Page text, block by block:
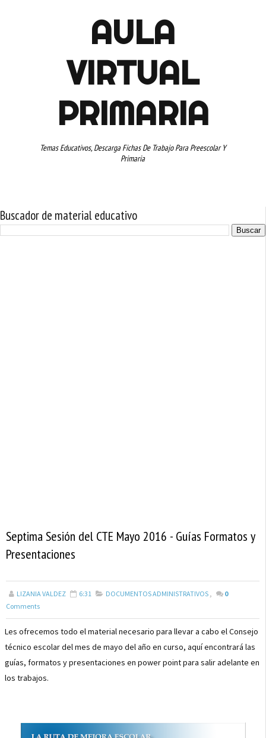
AULA
VIRTUAL
PRIMARIA
Temas Educativos, Descarga Fichas De Trabajo Para Preescolar Y
Primaria
Buscador de material educativo
Septima Sesión del CTE Mayo 2016 - Guías Formatos y
Presentaciones
LIZANIA VALDEZ 6:31 DOCUMENTOS ADMINISTRATIVOS ,
0
Comments
Les ofrecemos todo el material necesario para llevar a cabo el Consejo
técnico escolar del mes de mayo del año en curso, aquí encontrará las
guías, formatos y presentaciones en power point para salir adelante en
los trabajos.